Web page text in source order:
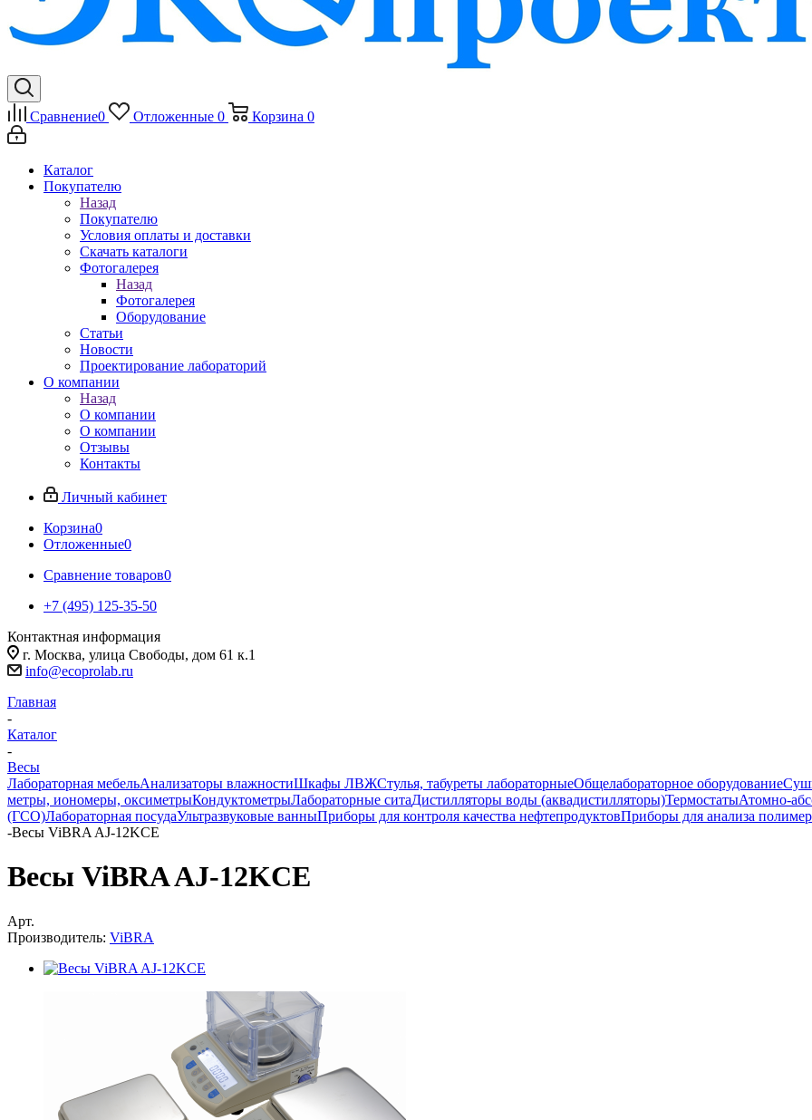
Сравнение0 Отложенные 0 Корзина 0
Каталог
Покупателю
Назад
Покупателю
Условия оплаты и доставки
Скачать каталоги
Фотогалерея
Назад
Фотогалерея
Оборудование
Статьи
Новости
Проектирование лабораторий
О компании
Назад
О компании
О компании
Отзывы
Контакты
Личный кабинет
Корзина0
Отложенные0
Сравнение товаров0
+7 (495) 125-35-50
Контактная информация
г. Москва, улица Свободы, дом 61 к.1
info@ecoprolab.ru
Главная
-
Каталог
-
Весы
Лабораторная мебельАнализаторы влажностиШкафы ЛВЖСтулья, табуреты лабораторныеОбщелабораторное оборудование
метры, иономеры, оксиметрыКондуктометрыЛабораторные ситаДистилляторы воды (аквадистилляторы)ТермостатыАтомно-
(ГСО)Лабораторная посудаУльтразвуковые ванныПриборы для контроля качества нефтепродуктовПриборы для анализа
-Весы ViBRA AJ-12KCE
Весы ViBRA AJ-12KCE
Арт.
Производитель: ViBRA